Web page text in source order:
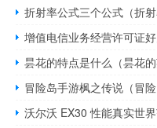
折射率公式三个公式（折射
昙花的特点是什么（昙花的
冒险岛手游枫之传说（冒险
沃尔沃 EX30 性能真实世